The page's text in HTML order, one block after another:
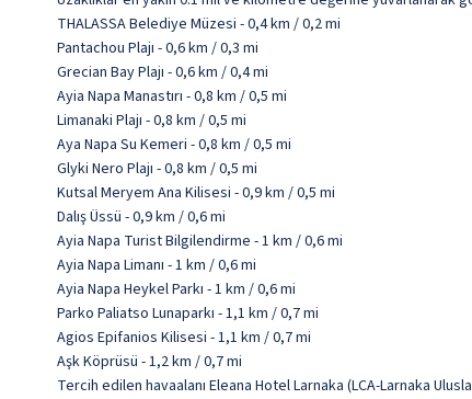
THALASSA Belediye Müzesi - 0,4 km / 0,2 mi
Pantachou Plajı - 0,6 km / 0,3 mi
Grecian Bay Plajı - 0,6 km / 0,4 mi
Ayia Napa Manastırı - 0,8 km / 0,5 mi
Limanaki Plajı - 0,8 km / 0,5 mi
Aya Napa Su Kemeri - 0,8 km / 0,5 mi
Glyki Nero Plajı - 0,8 km / 0,5 mi
Kutsal Meryem Ana Kilisesi - 0,9 km / 0,5 mi
Dalış Üssü - 0,9 km / 0,6 mi
Ayia Napa Turist Bilgilendirme - 1 km / 0,6 mi
Ayia Napa Limanı - 1 km / 0,6 mi
Ayia Napa Heykel Parkı - 1 km / 0,6 mi
Parko Paliatso Lunaparkı - 1,1 km / 0,7 mi
Agios Epifanios Kilisesi - 1,1 km / 0,7 mi
Aşk Köprüsü - 1,2 km / 0,7 mi
Tercih edilen havaalanı Eleana Hotel Larnaka (LCA-Larnaka